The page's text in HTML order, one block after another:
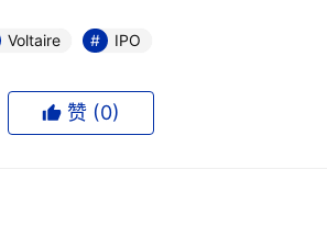
等iniBand交换机厂商处在一个非
元上升到2011年的6.12亿美元，甚至
福尼亚州阿纳海姆举办的Networkers
Voltaire IPO
赞 (0)